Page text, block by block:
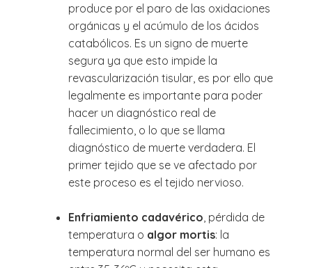
produce por el paro de las oxidaciones
orgánicas y el acúmulo de los ácidos
catabólicos. Es un signo de muerte
segura ya que esto impide la
revascularización tisular, es por ello que
legalmente es importante para poder
hacer un diagnóstico real de
fallecimiento, o lo que se llama
diagnóstico de muerte verdadera. El
primer tejido que se ve afectado por
este proceso es el tejido nervioso.
Enfriamiento cadavérico , pérdida de
temperatura o algor mortis: la
temperatura normal del ser humano es